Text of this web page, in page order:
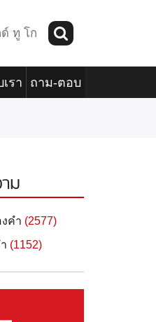
ด์ ทู โก
รา ถาม-ตอบ
ม
คำ (2577)
(1152)